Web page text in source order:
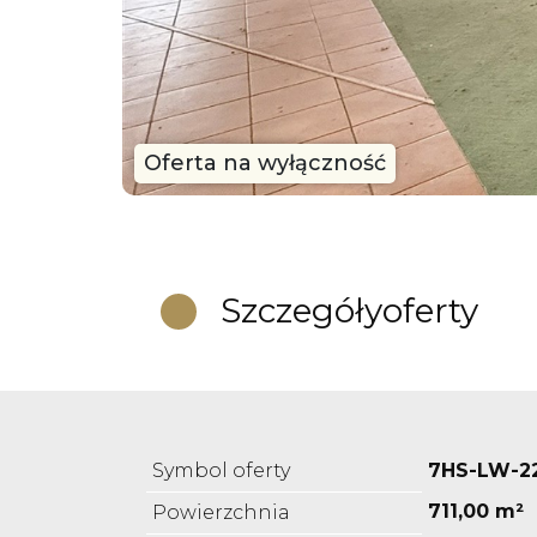
Oferta na wyłączność
Szczegółyoferty
Symbol oferty
7HS-LW-
Powierzchnia
711,00 m²